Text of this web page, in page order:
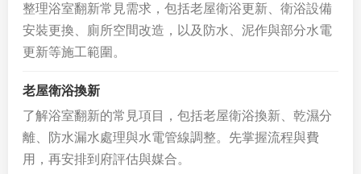
整理浴室翻新常見需求，包括老屋衛浴更新、衛浴設備
安裝更換、廁所空間改造，以及防水、泥作與部分水電
更新等施工範圍。
老屋衛浴換新
了解浴室翻新的常見項目，包括老屋衛浴換新、乾濕分
離、防水漏水處理與水電管線調整。先掌握流程與費
用，再安排到府評估與媒合。